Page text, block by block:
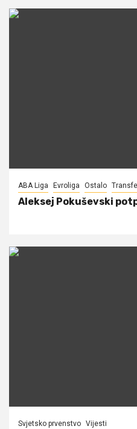
ABA Liga Evroliga Ostalo
Aleksej Pokuševski
Svjetsko prvenstvo Vijesti